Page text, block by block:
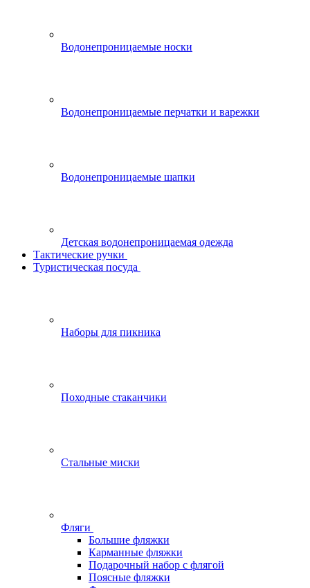
Водонепроницаемые носки
Водонепроницаемые перчатки и варежки
Водонепроницаемые шапки
Детская водонепроницаемая одежда
Тактические ручки
Туристическая посуда
Наборы для пикника
Походные стаканчики
Стальные миски
Фляги
Большие фляжки
Карманные фляжки
Подарочный набор с флягой
Поясные фляжки